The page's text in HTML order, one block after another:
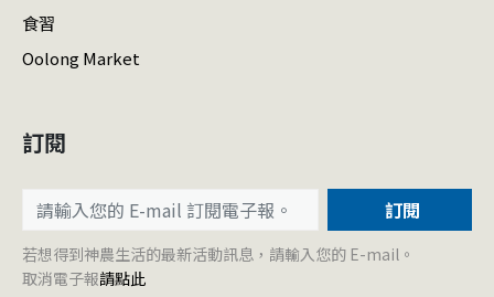
食習
Oolong Market
訂閱
訂閱
若想得到神農生活的最新活動訊息，請輸入您的 E-mail。
取消電子報請點此